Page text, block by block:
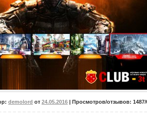
demolord от 24.05.2016 | Просмотров/отзывов: 1487/